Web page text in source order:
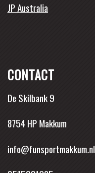
JP Australia
CONTACT
De Skilbank 9
8754 HP Makkum
info@funsportmakkum.nl